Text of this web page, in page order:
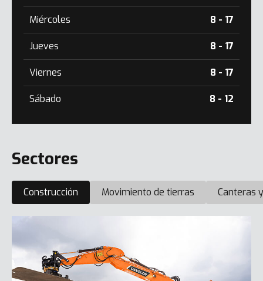
Miércoles 8 - 17
Jueves 8 - 17
Viernes 8 - 17
Sábado 8 - 12
Sectores
Construcción Movimiento de tierras Canteras